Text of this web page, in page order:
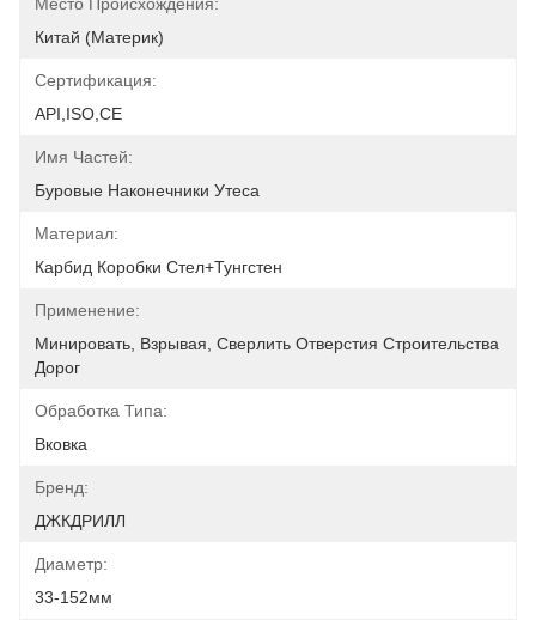
Китай (материк)
Сертификация:
API,ISO,CE
Имя Частей:
Буровые Наконечники Утеса
Материал:
Карбид Коробки Стел+Тунгстен
Применение:
Минировать, Взрывая, Сверлить Отверстия Строительства
Дорог
Обработка Типа:
Вковка
Бренд:
ДЖКДРИЛЛ
Диаметр:
33-152мм